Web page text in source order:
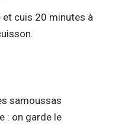
et cuis 20 minutes à
samoussas
: on garde le